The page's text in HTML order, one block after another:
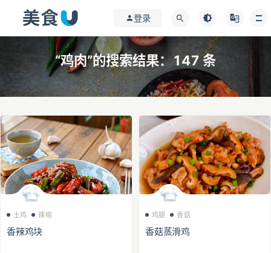
登录
“鸡肉”的搜索结果：147 条
土鸡 辣椒
香辣鸡块
鸡腿 香菇
香菇蒸滑鸡